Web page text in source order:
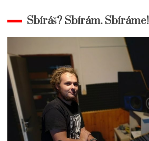
Sbíráš? Sbírám. Sbíráme!